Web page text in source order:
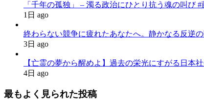
「千年の孤独」 – 濁る政治にひとり抗う魂の叫び
1日 ago
終わらない競争に疲れたあなたへ。静かなる反逆
3日 ago
【亡霊の夢から醒めよ】過去の栄光にすがる日本
4日 ago
最もよく見られた投稿